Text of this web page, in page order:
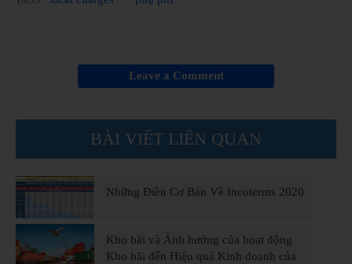
Leave a Comment
BÀI VIẾT LIÊN QUAN
Những Điều Cơ Bản Về Incoterms 2020
Kho bãi và Ảnh hưởng của hoạt động
Kho bãi đến Hiệu quả Kinh doanh của